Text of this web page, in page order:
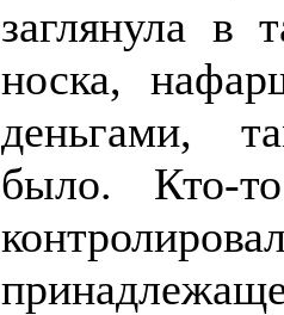
заглянула в
носка,
деньгами,
было. Кто-